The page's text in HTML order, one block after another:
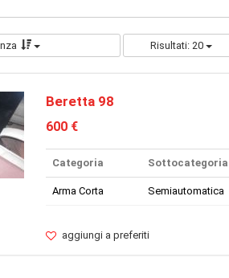
Risultati: 20
Beretta 98
600 €
Categoria Sottocategoria
Arma Corta Semiautomatica
aggiungi a preferiti